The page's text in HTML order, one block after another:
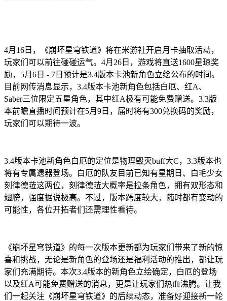
4月16日，《崩坏星穹铁道》将在米游社开启月卡抽取活动，
玩家们可以前往碰碰运气。4月26日，游戏将直送1600星琼奖
励，5月6日 - 7日预计是3.4版本卡池新角色立绘公布的时间。
目前网传消息显示，3.4版本卡池新角色包括白厄、红A、
Saber三位限定五星角色，其中红A极有可能免费赠送。3.3版
本前瞻直播时间预计在5月9日，届时将有300兑换码的奖励，
玩家们可以期待一波。
3.4版本卡池新角色白厄的定位是物理毁灭buff大C，3.3版本也
将有专属遗器登场。白厄的队友目前已知有星期日、白毛少女
刻律德菈这两位，刻律德菈大概率是拉条角色，拥有双形态和
翅膀，强度据说极高。不过，版本跨度较大，随时都有变动的
可能性，各位开拓者们还需理性看待。
《崩坏星穹铁道》的每一次版本更新都为玩家们带来了新的惊
喜和挑战，无论是新角色的登场还是福利活动的推出，都让玩
家们充满期待。本次3.4版本的新角色立绘确定，白厄的登场
以及红A可能免费赠送的消息，更是让玩家们热血沸腾。让我
们一起关注《崩坏星穹铁道》的后续动态，准备好迎接新一轮